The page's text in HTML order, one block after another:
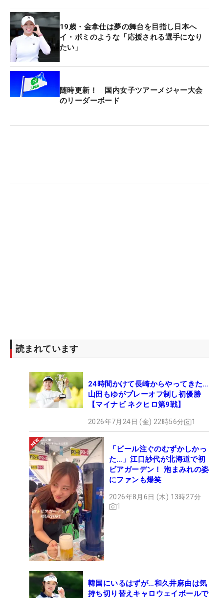
終プロテスト進出率100％を誇っているが、「初年
度受けた時はまだ高校生で、勢いで来ちゃった部分
があった。2日目、3日目は合格圏内にいても最終日
で緊張してしまって」と、わずかに届かず涙をのん
できた。
今年の最終プロテストは、初受験の時と同じJFE瀬
19歳・金拿仕は夢の舞台を目指し日本へ
イ・ボミのような「応援される選手になり
たい」
随時更新！ 国内女子ツアーメジャー大会
のリーダーボード
読まれています
24時間かけて長崎からやってきた…
山田もゆがプレーオフ制し初優勝
【マイナビ ネクヒロ第9戦】
2026年7月24日 (金) 22時56分 1
「ビール注ぐのむずかしかっ
た…」江口紗代が北海道で初
ビアガーデン！ 泡まみれの姿
にファンも爆笑
2026年8月6日 (木) 13時27分
1
韓国にいるはずが…和久井麻由は気
持ち切り替えキャロウェイボールで